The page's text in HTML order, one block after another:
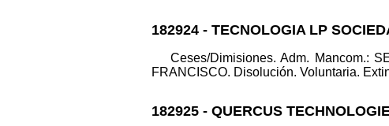
182924 - TECNOLOGIA LP
Ceses/Dimisiones. Adm. Mancom.:
FRANCISCO. Disolución. Voluntaria.
182925 - QUERCUS